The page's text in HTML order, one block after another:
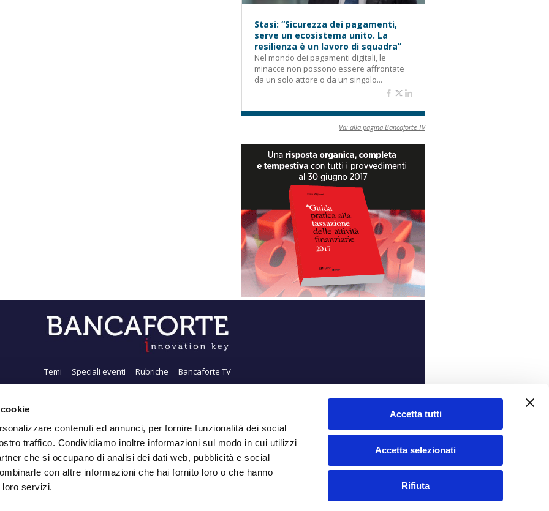
contenuti ed annunci, per fornire funzionalità dei social
traffico. Condividiamo inoltre informazioni sul modo in cui utilizzi
che si occupano di analisi dei dati web, pubblicità e social
con altre informazioni che hai fornito loro o che hanno
servizi.
Accetta tutti
Accetta selezionati
Rifiuta
Stasi: “Sicurezza dei pagamenti,
serve un ecosistema unito. La
resilienza è un lavoro di squadra”
Nel mondo dei pagamenti digitali, le
minacce non possono essere affrontate
da un solo attore o da un singolo...
Vai alla pagina Bancaforte TV
Temi Speciali eventi Rubriche Bancaforte TV
siamo
Iscriviti alla Newsletter